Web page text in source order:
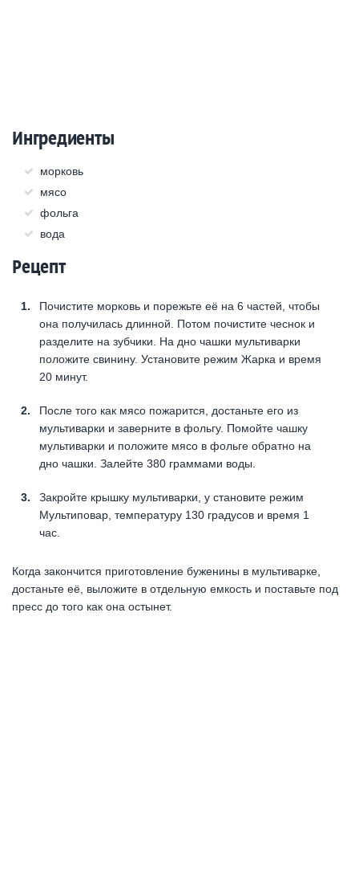
Ингредиенты
морковь
мясо
фольга
вода
Рецепт
Почистите морковь и порежьте её на 6 частей, чтобы
она получилась длинной. Потом почистите чеснок и
разделите на зубчики. На дно чашки мультиварки
положите свинину. Установите режим Жарка и время
20 минут.
После того как мясо пожарится, достаньте его из
мультиварки и заверните в фольгу. Помойте чашку
мультиварки и положите мясо в фольге обратно на
дно чашки. Залейте 380 граммами воды.
Закройте крышку мультиварки, у становите режим
Мультиповар, температуру 130 градусов и время 1
час.
Когда закончится приготовление буженины в мультиварке,
достаньте её, выложите в отдельную емкость и поставьте под
пресс до того как она остынет.